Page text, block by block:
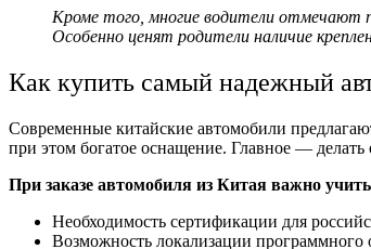
Кроме того, многие водители отмечают
Особенно ценят родители наличие
Как купить самый надежный
Современные китайские автомобили
при этом богатое оснащение. Главное —
При заказе автомобиля из Китая важно
Необходимость сертификации для
Возможность локализации программного